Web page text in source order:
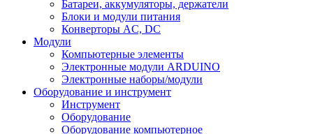
Батареи, аккумуляторы, держатели
Блоки и модули питания
Конверторы AC, DC
Модули
Компьютерные элементы
Электронные модули ARDUINO
Электронные наборы/модули
Оборудование и инструмент
Инструмент
Оборудование
Оборудование компьютерное